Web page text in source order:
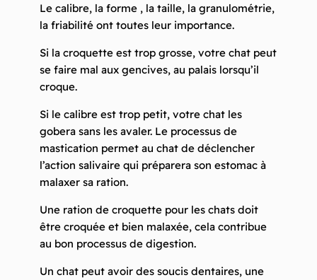
Le calibre, la forme , la taille, la granulométrie,
la friabilité ont toutes leur importance.
Si la croquette est trop grosse, votre chat peut
se faire mal aux gencives, au palais lorsqu’il
croque.
Si le calibre est trop petit, votre chat les
gobera sans les avaler. Le processus de
mastication permet au chat de déclencher
l’action salivaire qui préparera son estomac à
malaxer sa ration.
Une ration de croquette pour les chats doit
être croquée et bien malaxée, cela contribue
au bon processus de digestion.
Un chat peut avoir des soucis dentaires, une